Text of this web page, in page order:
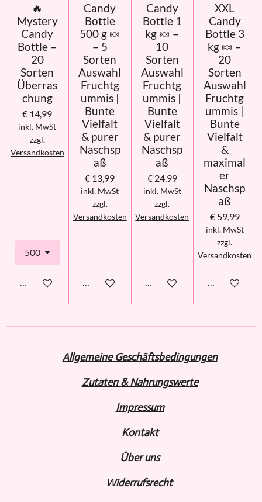
🔥
Mystery
Candy
Bottle –
20
Sorten
Überras
chung
€ 14,99
inkl. MwSt
zzgl.
Versandkosten
In den Warenkorb
Candy
Bottle
500 g 🍬
– 5
Sorten
Auswahl
Fruchtg
ummis |
Bunte
Vielfalt
& purer
Naschsp
aß
€ 13,99
inkl. MwSt
zzgl.
Versandkosten
Details anzeigen
Candy
Bottle 1
kg 🍬 –
10
Sorten
Auswahl
Fruchtg
ummis |
Bunte
Vielfalt
& purer
Naschsp
aß
€ 24,99
inkl. MwSt
zzgl.
Versandkosten
Details anzeigen
XXL
Candy
Bottle 3
kg 🍬 –
20
Sorten
Auswahl
Fruchtg
ummis |
Bunte
Vielfalt
&
maximal
er
Naschsp
aß
€ 59,99
inkl. MwSt
zzgl.
Versandkosten
Details
Allgemeine Geschäftsbedingungen
Zutaten & Nahrungswerte
Impressum
Kontakt
Über uns
Widerrufsrecht